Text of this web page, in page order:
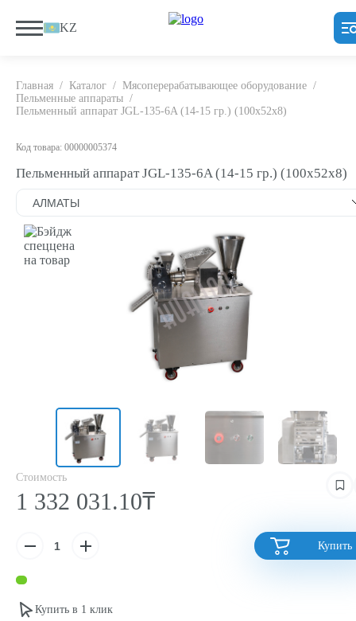
KZ
Главная / Каталог / Мясоперерабатывающее оборудование /
Пельменные аппараты /
Пельменный аппарат JGL-135-6A (14-15 гр.) (100х52х8)
Код товара: 00000005374
Пельменный аппарат JGL-135-6A (14-15 гр.) (100х52х8)
Стоимость
1 332 031.10₸
Купить
Купить в 1 клик